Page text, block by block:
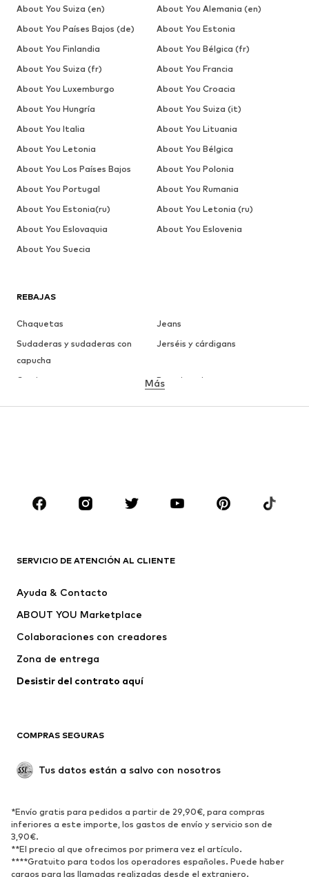
REBAJAS
Chaquetas
Jeans
Sudaderas y sudaderas con
capucha
Jerséis y cárdigans
Camisetas
Ropa interior
ROPA
Camisetas
Jeans
Pantalones
Ropa interior
Jerséis y cárdigans
Trajes y chaquetas
Nuevo
Tendencia
Zapatos bajos
Zapatos deportivos
Zapatos abiertos
DEPORTE
Más
SERVICIO DE ATENCIÓN AL CLIENTE
Ayuda & Contacto
ABOUT YOU Marketplace
Colaboraciones con creadores
Zona de entrega
Desistir del contrato aquí
COMPRAS SEGURAS
Tus datos están a salvo con nosotros
*Envío gratis para pedidos a partir de 29,90€, para compras
inferiores a este importe, los gastos de envío y servicio son de
3,90€.
**El precio al que ofrecimos por primera vez el artículo.
****Gratuito para todos los operadores españoles. Puede haber
cargos para las llamadas realizadas desde el extranjero.
About You Suiza (en)
About You Alemania (en)
About You Países Bajos (de)
About You Estonia
About You Finlandia
About You Bélgica (fr)
About You Suiza (fr)
About You Francia
About You Luxemburgo
About You Croacia
About You Hungría
About You Suiza (it)
About You Italia
About You Lituania
About You Letonia
About You Bélgica
About You Los Países Bajos
About You Polonia
About You Portugal
About You Rumania
About You Estonia(ru)
About You Letonia (ru)
About You Eslovaquia
About You Eslovenia
About You Suecia